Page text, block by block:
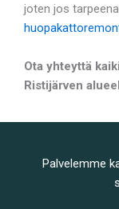
joten jos
Ota yhteyttä
Ristijärven
Palvelemme